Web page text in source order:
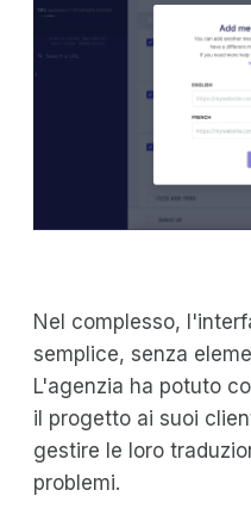
Nel complesso,
semplice, senza
L'agenzia ha potuto
il progetto ai suoi
gestire le loro
problemi.